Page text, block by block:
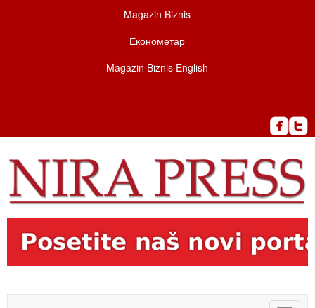
Magazin Biznis
Економетар
Magazin Biznis English